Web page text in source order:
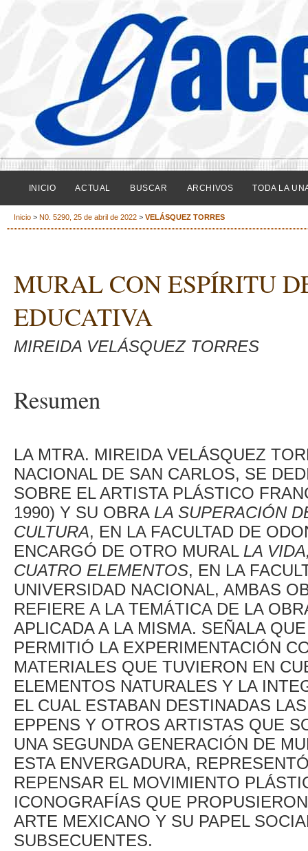
INICIO ACTUAL BUSCAR ARCHIVOS TODA LA
Inicio > N0. 5290, 25 de abril de 2022 > VELÁSQUEZ TORRES
MURAL CON ESPÍRITU
EDUCATIVA
MIREIDA VELÁSQUEZ TORRES
Resumen
LA MTRA. MIREIDA VELÁSQUEZ
NACIONAL DE SAN CARLOS, SE
SOBRE EL ARTISTA PLÁSTICO
1990) Y SU OBRA LA SUPERACIÓN
CULTURA, EN LA FACULTAD DE
ENCARGÓ DE OTRO MURAL LA VIDA
CUATRO ELEMENTOS, EN LA
UNIVERSIDAD NACIONAL, AMBAS
REFIERE A LA TEMÁTICA DE LA
APLICADA A LA MISMA. SEÑALA
PERMITIÓ LA EXPERIMENTACIÓN
MATERIALES QUE TUVIERON EN
ELEMENTOS NATURALES Y LA
EL CUAL ESTABAN DESTINADAS
EPPENS Y OTROS ARTISTAS QUE
UNA SEGUNDA GENERACIÓN DE
ESTA ENVERGADURA,
REPENSAR EL MOVIMIENTO
ICONOGRAFÍAS QUE
ARTE MEXICANO Y SU PAPEL
SUBSECUENTES.